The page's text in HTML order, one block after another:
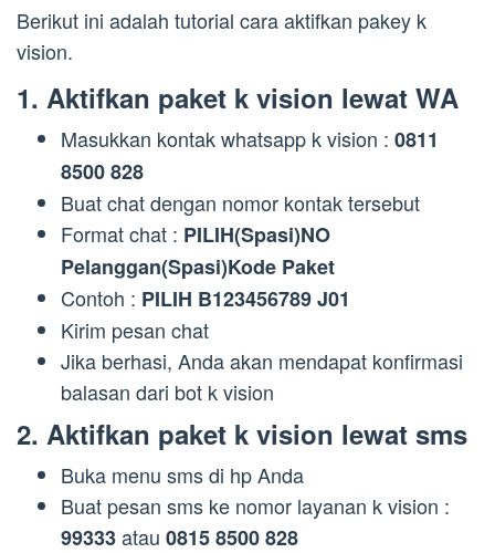
Berikut ini adalah tutorial cara aktifkan pakey k
vision.
1. Aktifkan paket k vision lewat WA
Masukkan kontak whatsapp k vision : 0811
8500 828
Buat chat dengan nomor kontak tersebut
Format chat : PILIH(Spasi)NO
Pelanggan(Spasi)Kode Paket
Contoh : PILIH B123456789 J01
Kirim pesan chat
Jika berhasi, Anda akan mendapat konfirmasi
balasan dari bot k vision
2. Aktifkan paket k vision lewat sms
Buka menu sms di hp Anda
Buat pesan sms ke nomor layanan k vision :
99333atau 0815 8500 828